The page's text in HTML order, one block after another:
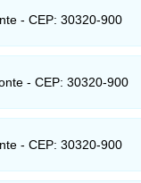
- CEP: 30320-900
- CEP: 30320-900
- CEP: 30320-900